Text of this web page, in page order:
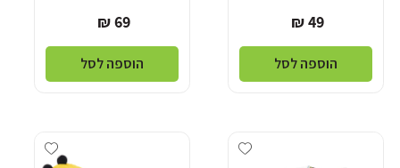
מחיר
רגיל
49 ₪
הוספה לסל
מחיר
רגיל
69 ₪
הוספה לסל
Add wishlist
wishlist